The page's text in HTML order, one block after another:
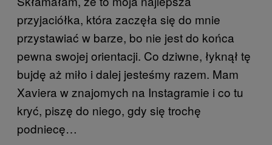
przyjaciółka, która zaczęła się do mnie
przystawiać w barze, bo nie jest do końca
pewna swojej orientacji. Co dziwne, łyknął tę
bujdę aż miło i dalej jesteśmy razem. Mam
Xaviera w znajomych na Instagramie i co tu
kryć, piszę do niego, gdy się trochę
podniecę…